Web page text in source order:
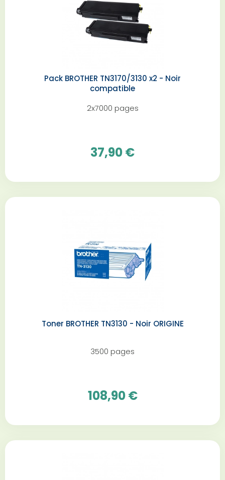
Pack BROTHER TN3170/3130 x2 - Noir
compatible
2x7000 pages
37,90 €
Toner BROTHER TN3130 - Noir ORIGINE
3500 pages
108,90 €